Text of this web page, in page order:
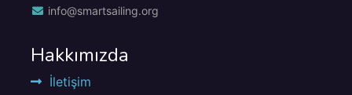
info@smartsailing.org
Hakkımızda
İletişim